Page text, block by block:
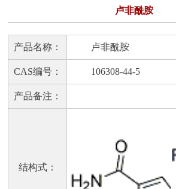
卢非酰胺
产品名称： 卢非酰胺
CAS编号： 106308-44-5
产品备注：
结构式：